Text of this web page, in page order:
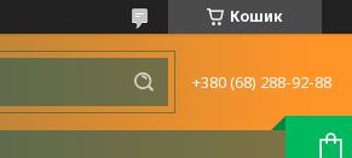
Кошик
+380 (68) 288-92-88